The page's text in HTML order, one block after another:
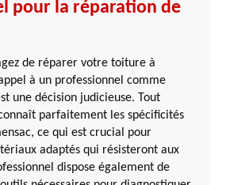
pour la réparation de
de réparer votre toiture à
à un professionnel comme
une décision judicieuse. Tout
parfaitement les spécificités
ce qui est crucial pour
adaptés qui résisteront aux
dispose également de